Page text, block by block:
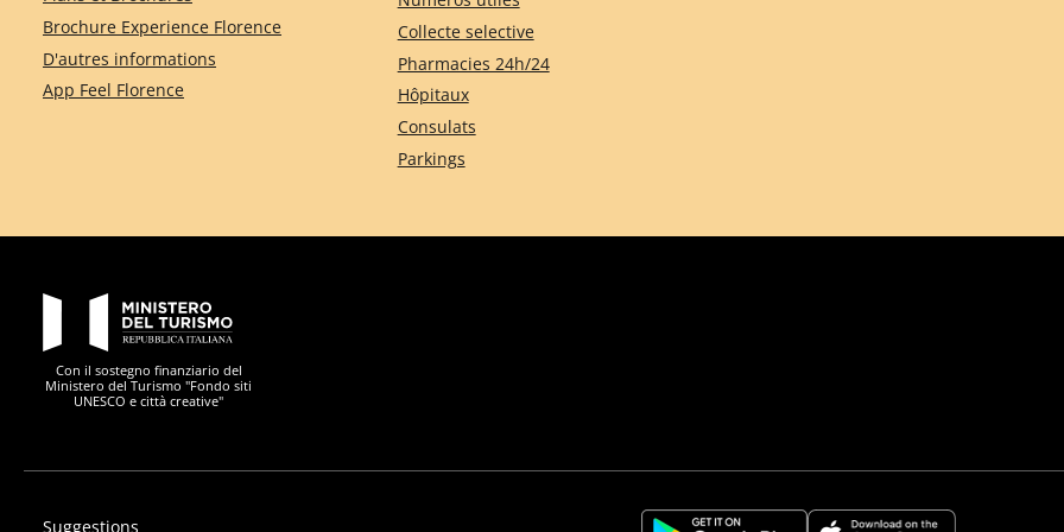
Brochure Experience Florence
D'autres informations
App Feel Florence
Collecte selective
Pharmacies 24h/24
Hôpitaux
Consulats
Parkings
Con il sostegno finanziario del
Ministero del Turismo "Fondo siti
UNESCO e città creative"
Città Metropolitana
Suggestions